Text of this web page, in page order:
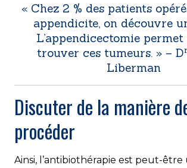
« Chez 2 % des patients
appendicite, on découvre
L’appendicectomie
trouver ces tumeurs. » – Dr
Liberman
Discuter de la manière
procéder
Ainsi, l’antibiothérapie est peut-être